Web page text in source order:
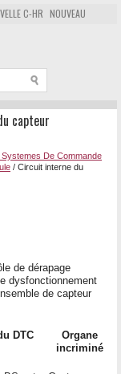
C-HR NOUVEAU
capteur
De Commande
/ Circuit interne du
de dérapage
dysfonctionnement
de capteur
DTC
Organe
incriminé